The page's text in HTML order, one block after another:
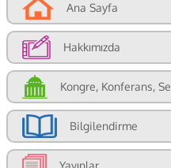
Ana Sayfa
Hakkımızda
Kongre, Konferans,
Bilgilendirme
Yayınlar